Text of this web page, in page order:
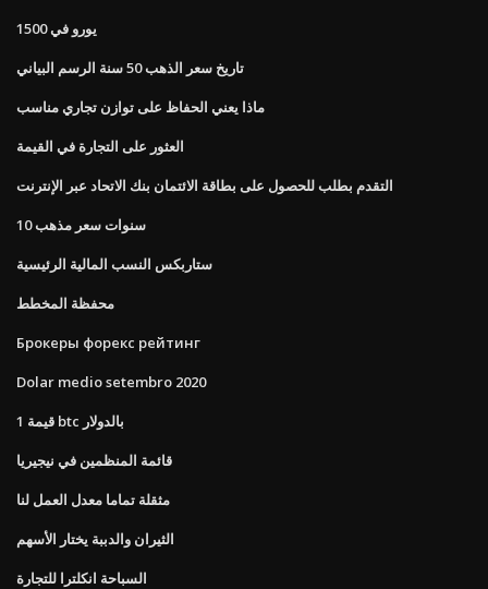
1500 يورو في
تاريخ سعر الذهب 50 سنة الرسم البياني
ماذا يعني الحفاظ على توازن تجاري مناسب
العثور على التجارة في القيمة
التقدم بطلب للحصول على بطاقة الائتمان بنك الاتحاد عبر الإنترنت
10 سنوات سعر مذهب
ستاربكس النسب المالية الرئيسية
محفظة المخطط
Брокеры форекс рейтинг
Dolar medio setembro 2020
قيمة 1 btc بالدولار
قائمة المنظمين في نيجيريا
مثقلة تماما معدل العمل لنا
الثيران والدببة يختار الأسهم
السباحة انكلترا للتجارة